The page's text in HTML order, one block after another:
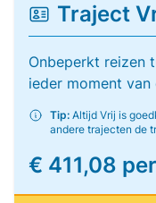
Traject
Onbeperkt reizen
ieder moment van
Tip: Altijd Vrij is
andere trajecten de
€ 411,08